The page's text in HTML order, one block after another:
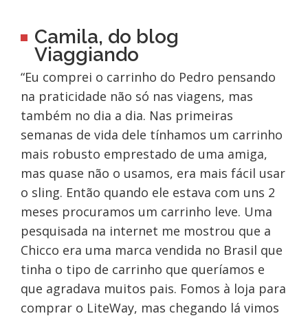
Camila, do blog
Viaggiando
“Eu comprei o carrinho do Pedro pensando
na praticidade não só nas viagens, mas
também no dia a dia. Nas primeiras
semanas de vida dele tínhamos um carrinho
mais robusto emprestado de uma amiga,
mas quase não o usamos, era mais fácil usar
o sling. Então quando ele estava com uns 2
meses procuramos um carrinho leve. Uma
pesquisada na internet me mostrou que a
Chicco era uma marca vendida no Brasil que
tinha o tipo de carrinho que queríamos e
que agradava muitos pais. Fomos à loja para
comprar o LiteWay, mas chegando lá vimos